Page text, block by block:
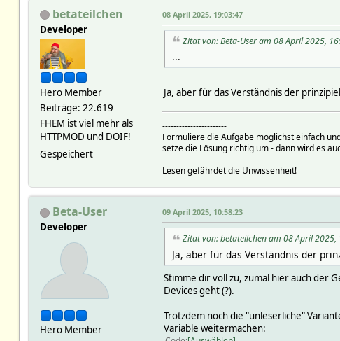
betateilchen
Developer
Hero Member
Beiträge: 22.619
FHEM ist viel mehr als
HTTPMOD und DOIF!
Gespeichert
08 April 2025, 19:03:47
Zitat von: Beta-User am 08 April 2025,
...
Ja, aber für das Verständnis der
-----------------------
Formuliere die Aufgabe möglichst einfach
setze die Lösung richtig um - dann wird es
-----------------------
Lesen gefährdet die Unwissenheit!
Beta-User
Developer
Hero Member
09 April 2025, 10:58:23
Zitat von: betateilchen am 08 April 2025,
Ja, aber für das Verständnis der
Stimme dir voll zu, zumal hier auch der
Devices geht (?).
Trotzdem noch die "unleserliche"
Variable weitermachen: